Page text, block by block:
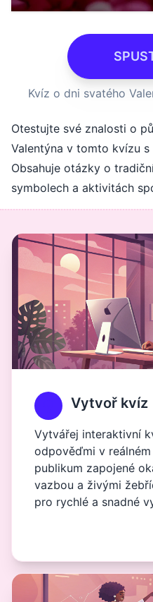
Kvíz o dni svatého
Otestujte své znalosti o
Valentýna v tomto kvízu
Obsahuje otázky o
symbolech a aktivitách
Vytvoř kvíz
Vytvářej interaktivní
odpověďmi v
publikum zapojené
vazbou a živými
pro rychlé a snadné